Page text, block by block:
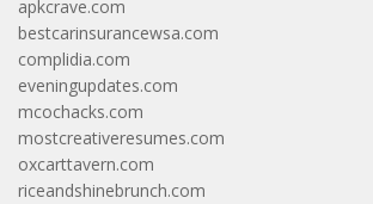
apkcrave.com
bestcarinsurancewsa.com
complidia.com
eveningupdates.com
mcochacks.com
mostcreativeresumes.com
oxcarttavern.com
riceandshinebrunch.com